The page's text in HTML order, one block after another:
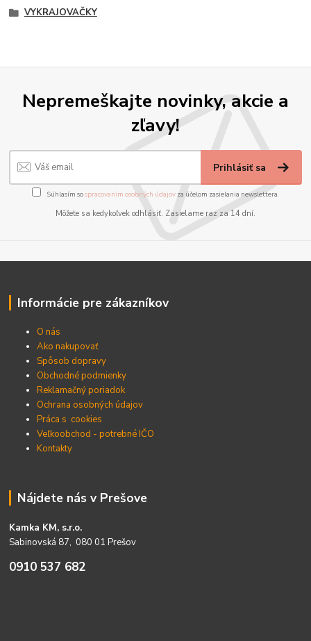
VYKRAJOVAČKY
Nepremeškajte novinky, akcie a
zľavy!
Prihlásiť sa
Súhlasím sospracovaním osobných údajov za účelom zasielania newslettera.
Môžete sa kedykoľvek odhlásiť. Zasielame raz za 14 dní.
Informácie pre zákazníkov
O nás
Ako nakupovať
Spôsob dopravy
Obchodné podmienky
Reklamačný poriadok
Ochrana osobných údajov
Práca s cookies
Veľkoobchod - potrebné IČO
Kontakty
Nájdete nás v Prešove
Kamka KM, s.r.o.
Sabinovská 87, 080 01 Prešov
0910 537 682